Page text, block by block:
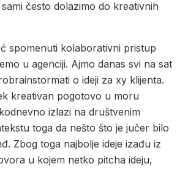
često dolazimo do kreativnih
spomenuti kolaborativni pristup
u agenciji. Ajmo danas svi na sat
o ideji za xy klijenta.
kreativan pogotovo u moru
izlazi na društvenim
toga da nešto što je jučer bilo
Zbog toga najbolje ideje izađu iz
u kojem netko pitcha ideju,